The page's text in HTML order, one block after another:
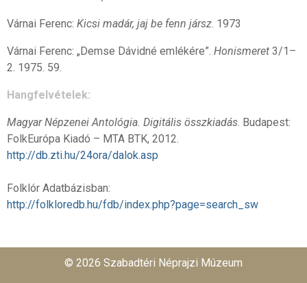
Várnai Ferenc: Kicsi madár, jaj be fenn jársz. 1973
Várnai Ferenc: „Demse Dávidné emlékére”. Honismeret3/1–
2. 1975. 59.
Hangfelvételek:
Magyar Népzenei Antológia. Digitális összkiadás. Budapest:
FolkEurópa Kiadó – MTA BTK, 2012.
http://db.zti.hu/24ora/dalok.asp
Folklór Adatbázisban:
http://folkloredb.hu/fdb/index.php?page=search_sw
© 2026 Szabadtéri Néprajzi Múzeum